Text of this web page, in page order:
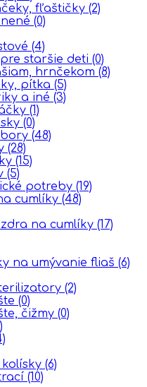
fľaštičky (2)
(0)
(4)
staršie deti (0)
hrnčekom (8)
pítka (5)
a iné (3)
(1)
(0)
(48)
(28)
(15)
(5)
potreby (19)
cumlíky (48)
na cumlíky (17)
na umývanie fliaš (6)
(2)
(0)
čižmy (0)
(6)
(10)